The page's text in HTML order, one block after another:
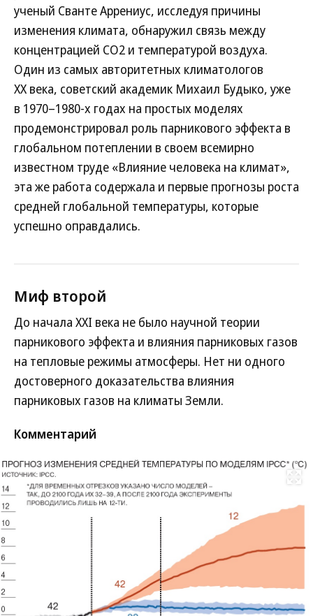
ученый Сванте Аррениус, исследуя причины
изменения климата, обнаружил связь между
концентрацией СО2 и температурой воздуха.
Один из самых авторитетных климатологов
ХХ века, советский академик Михаил Будыко, уже
в 1970–1980-х годах на простых моделях
продемонстрировал роль парникового эффекта в
глобальном потеплении в своем всемирно
известном труде «Влияние человека на климат»,
эта же работа содержала и первые прогнозы роста
средней глобальной температуры, которые
успешно оправдались.
Миф второй
До начала XXI века не было научной теории
парникового эффекта и влияния парниковых газов
на тепловые режимы атмосферы. Нет ни одного
достоверного доказательства влияния
парниковых газов на климаты Земли.
Комментарий